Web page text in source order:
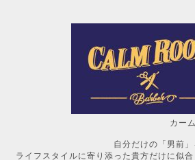
カーム ル
自分だけの「男前」を造る
ライフスタイルに寄り添った貴方だけに似